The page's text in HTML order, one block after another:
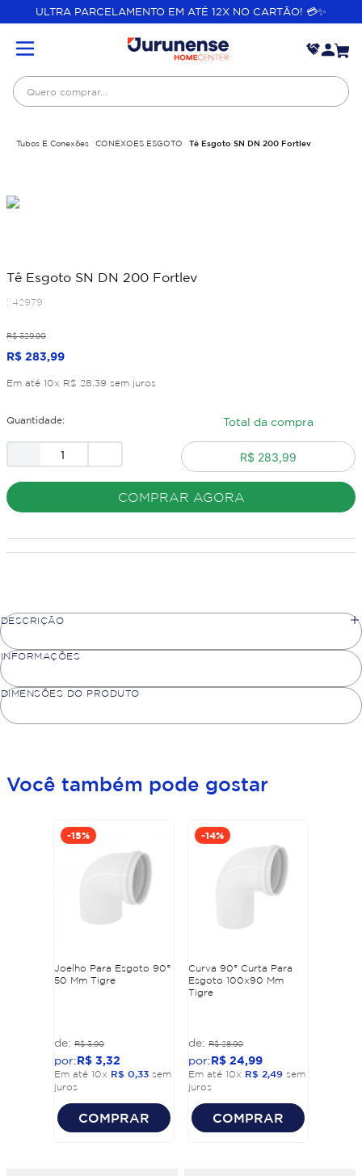
ULTRA PARCELAMENTO EM ATÉ 12X NO CARTÃO! 💳✨
Quero comprar...
Tubos E Conexões CONEXOES ESGOTO Tê Esgoto SN DN 200 Fortlev
Tê Esgoto SN DN 200 Fortlev
: 42979
R$ 329,90
R$ 283,99
Em até 10x R$ 28 39 sem juros
Quantidade: Total da compra
R$ 283,99
COMPRAR AGORA
DESCRIÇÃO
INFORMAÇÕES
DIMENSÕES DO PRODUTO
Você também pode gostar
-15%
Joelho Para Esgoto 90°
50 Mm Tigre
R$ 3,90
R$ 3,32
Em até 10x R$ 0,33 sem
juros
COMPRAR
-14%
Curva 90° Curta Para
Esgoto 100x90 Mm
Tigre
R$ 28,90
R$ 24,99
Em até 10x R$ 2,49 sem
juros
COMPRAR